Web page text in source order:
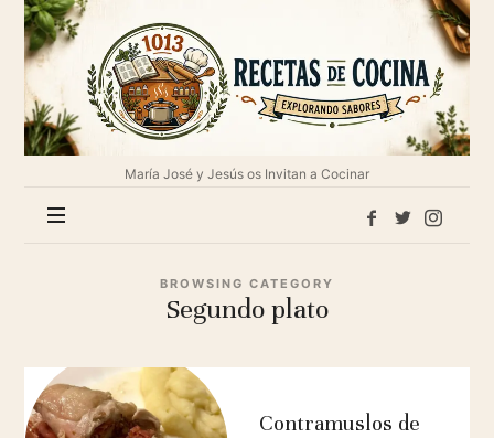
1013
Recetas
de
cocina
María José y Jesús os Invitan a Cocinar
BROWSING CATEGORY
Segundo plato
Contramuslos de